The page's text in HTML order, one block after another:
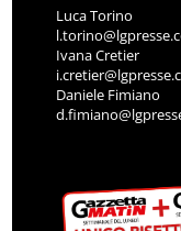
Luca Torino
Ivana Cretier
Daniele Fimiano